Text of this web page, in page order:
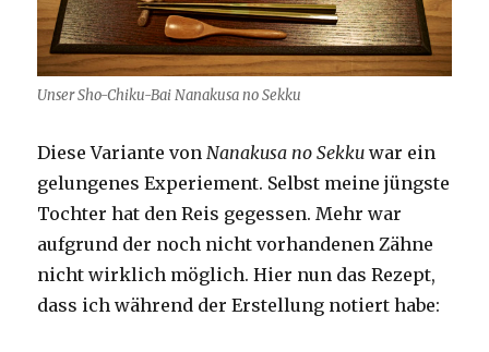
Unser Sho-Chiku-Bai Nanakusa no Sekku
Diese Variante vonNanakusa no Sekku war ein
gelungenes Experiement. Selbst meine jüngste
Tochter hat den Reis gegessen. Mehr war
aufgrund der noch nicht vorhandenen Zähne
nicht wirklich möglich. Hier nun das Rezept,
dass ich während der Erstellung notiert habe: